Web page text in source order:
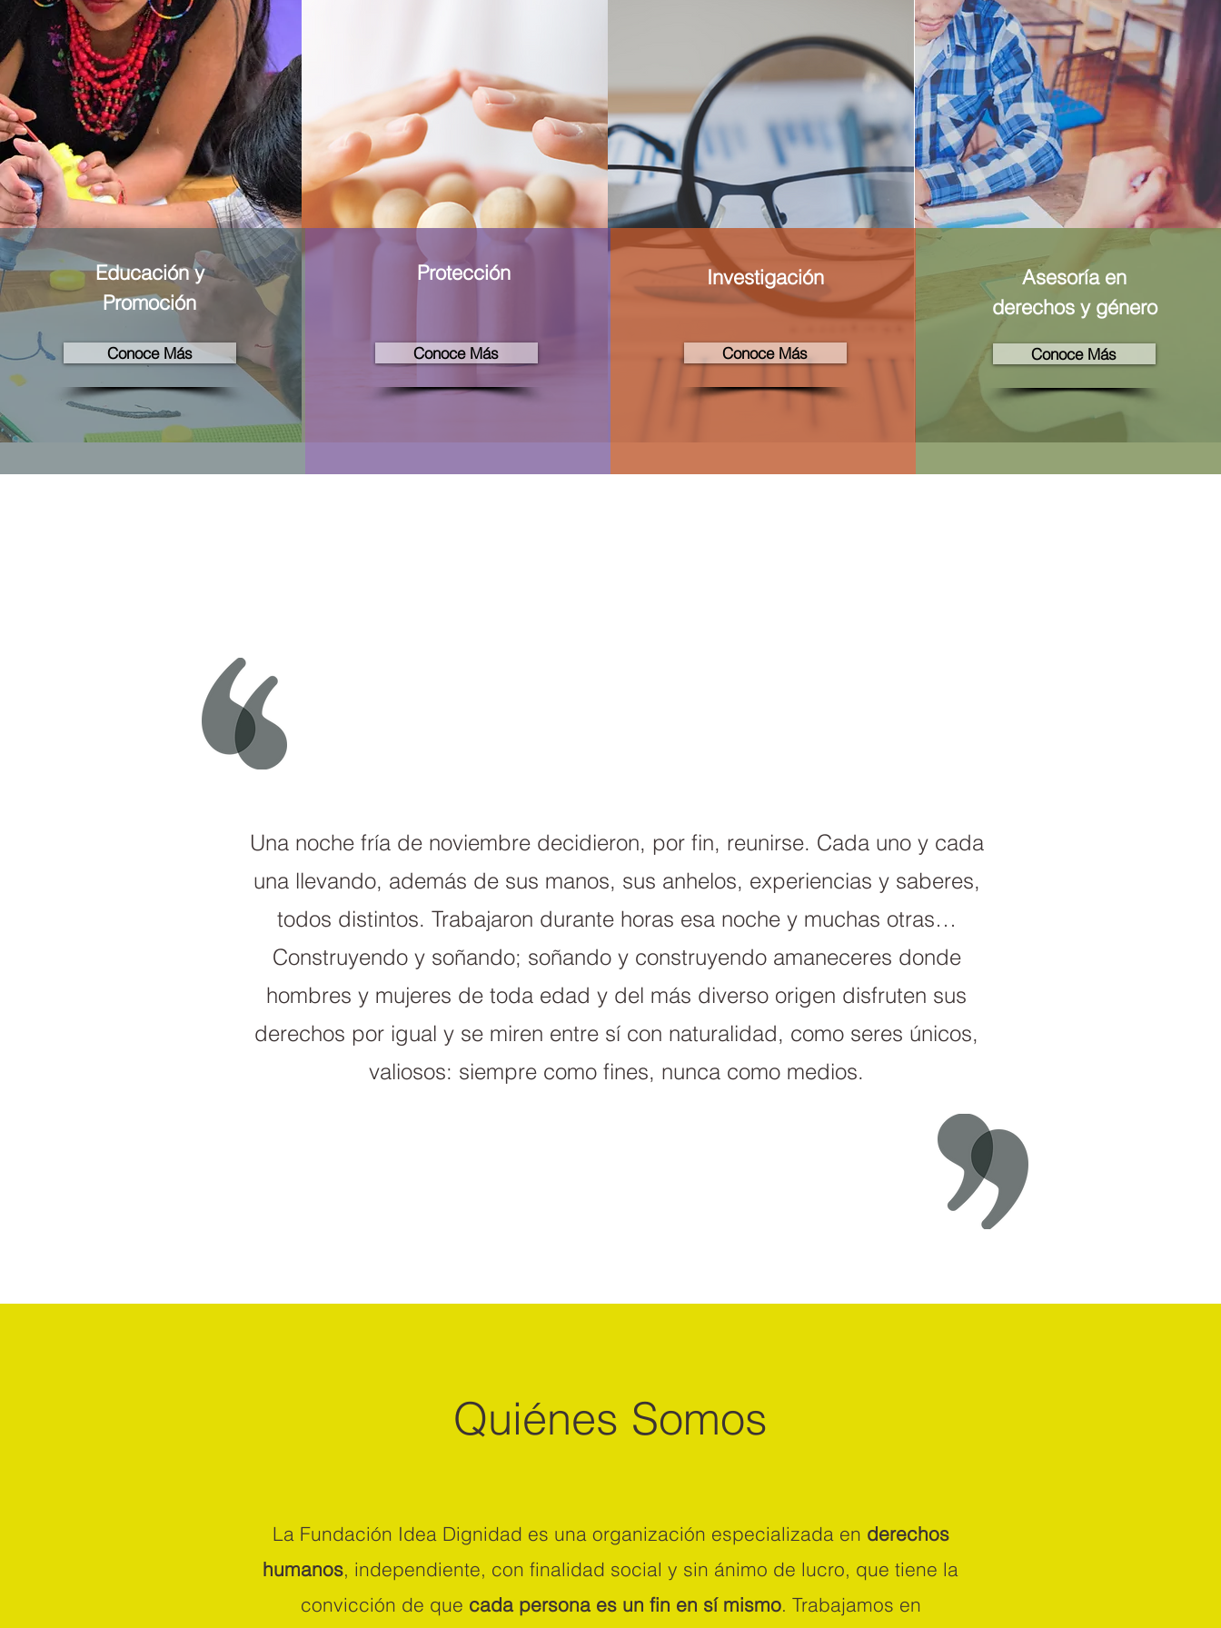
Educación y
Promoción
Conoce Más
Protección
Conoce Más
Investigación
Conoce Más
Asesoría en
derechos y género
Conoce Más
Una noche fría de noviembre decidieron, por fin, reunirse. Cada uno y cada
una llevando, además de sus manos, sus anhelos, experiencias y saberes,
todos distintos. Trabajaron durante horas esa noche y muchas otras…
Construyendo y soñando; soñando y construyendo amaneceres donde
hombres y mujeres de toda edad y del más diverso origen disfruten sus
derechos por igual y se miren entre sí con naturalidad, como seres únicos,
valiosos: siempre como fines, nunca como medios.
Quiénes Somos
La Fundación Idea Dignidad es una organización especializada en derechos
humanos, independiente, con finalidad social y sin ánimo de lucro, que tiene la
convicción de que cada persona es un fin en sí mismo. Trabajamos en